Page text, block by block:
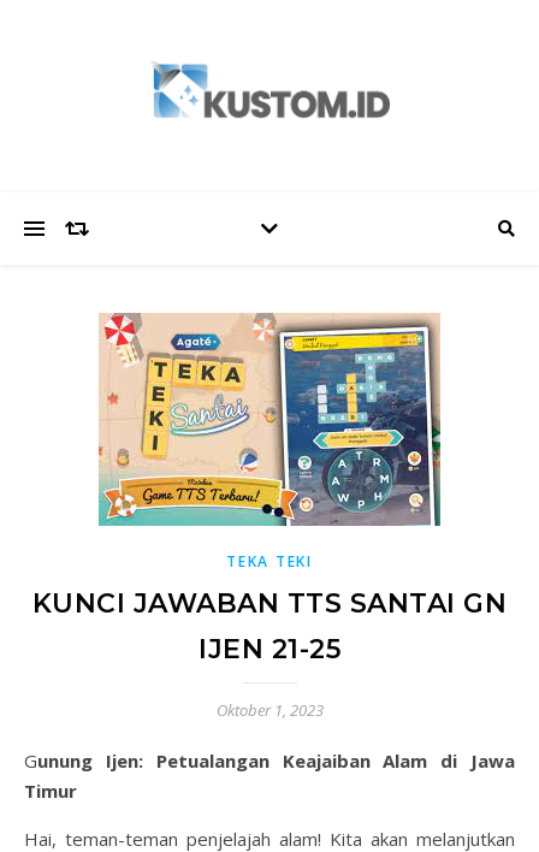
TEKA TEKI
KUNCI JAWABAN TTS SANTAI GN
IJEN 21-25
Oktober 1, 2023
Gunung Ijen: Petualangan Keajaiban Alam di Jawa
Timur
Hai, teman-teman penjelajah alam! Kita akan melanjutkan